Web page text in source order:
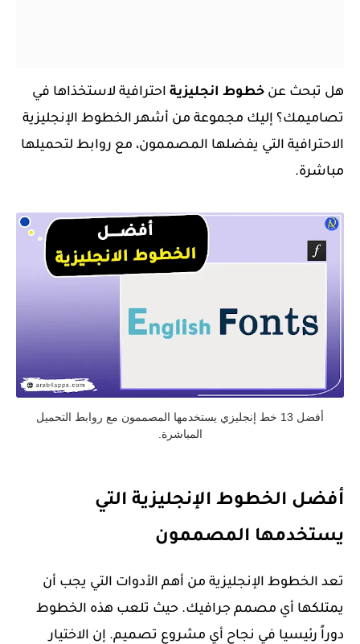
هل تبحث عن خطوط انجليزية احترافية لاستخذاها في
تصاميمك؟ إليك مجموعة من أشهر الخطوط الإنجليزية
الاحترافية التي يفضلها المصممون، مع روابط لتحميلها
مباشرة.
أفضل 13 خط إنجليزي يستخدمها المصممون مع روابط التحميل
المباشرة.
أفضل الخطوط الإنجليزية التي
يستخدمها المصممون
تعد الخطوط الإنجليزية من أهم الأدوات التي يجب أن
يمتلكها أي مصمم جرافيك. حيث تلعب هذه الخطوط
دوراً رئيسيا في نجاح أي مشروع تصميم. إن الاختيار